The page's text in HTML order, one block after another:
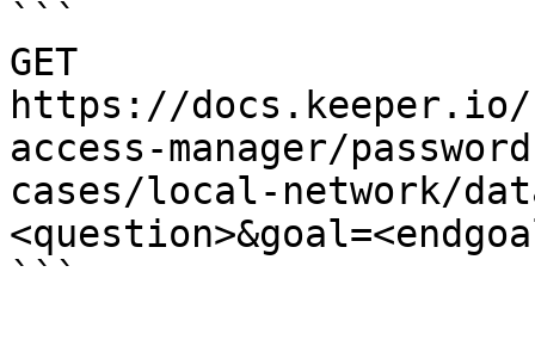
```
GET
https://
access-manager/
cases/local-network/
```